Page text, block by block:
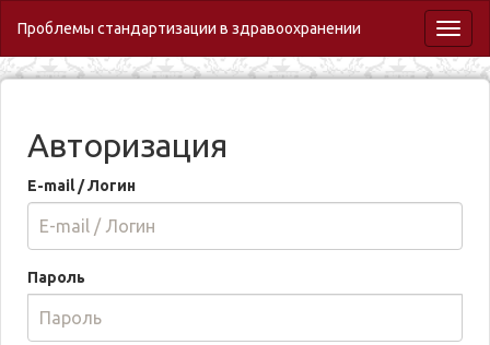
Проблемы стандартизации в здравоохранении
Авторизация
E-mail / Логин
Пароль